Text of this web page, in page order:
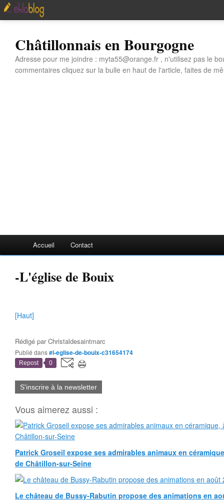
Châtillonnais en Bourgogne
Adresse pour me joindre : myta55@orange.fr , n'utilisez pas le
commentaires cliquez sur la bulle en haut de l'article, faites de
Accueil Contact
-L'église de Bouix
[Haut]
Rédigé parChristaldesaintmarc
Publié dans#l-eglise-de-bouix-c31654174
Repost 0
S'inscrire à la newsletter
Vous aimerez aussi :
Patrick Groseil expose ses admirables animaux en
de Châtillon-sur-Seine
Le château de Bussy-Rabutin propose des animations en